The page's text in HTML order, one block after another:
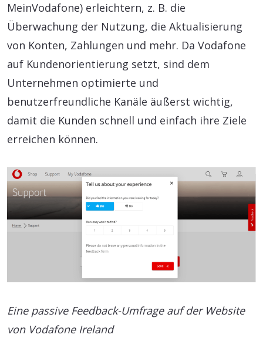
MeinVodafone) erleichtern, z. B. die
Überwachung der Nutzung, die Aktualisierung
von Konten, Zahlungen und mehr. Da Vodafone
auf Kundenorientierung setzt, sind dem
Unternehmen optimierte und
benutzerfreundliche Kanäle äußerst wichtig,
damit die Kunden schnell und einfach ihre Ziele
erreichen können.
Eine passive Feedback-Umfrage auf der Website
von Vodafone Ireland